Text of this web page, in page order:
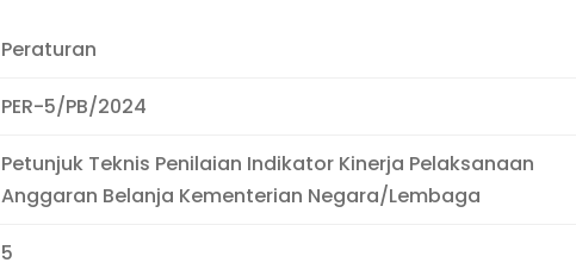
Peraturan
PER-5/PB/2024
Petunjuk Teknis Penilaian Indikator Kinerja Pelaksanaan
Anggaran Belanja Kementerian Negara/Lembaga
5